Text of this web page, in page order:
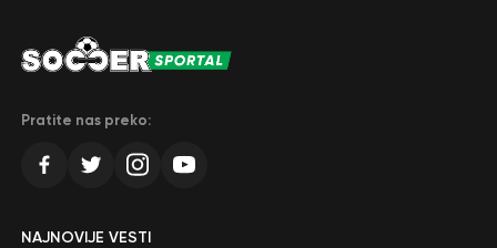
Pratite nas preko:
NAJNOVIJE VESTI